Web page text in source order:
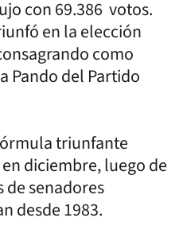
con 69.386 votos.
en la elección
como
Pando del Partido
triunfante
diciembre, luego de
de senadores
desde 1983.